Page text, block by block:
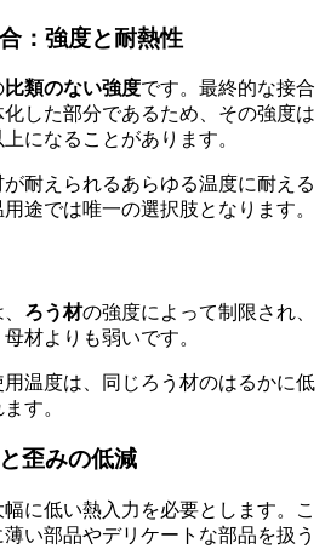
：強度と耐熱性
比類のない強度です。最終的な接合
した部分であるため、その強度は
になることがあります。
耐えられるあらゆる温度に耐える
途では唯一の選択肢となります。
ろう材の強度によって制限され、
材よりも弱いです。
温度は、同じろう材のはるかに低
す。
歪みの低減
に低い熱入力を必要とします。こ
い部品やデリケートな部品を扱う